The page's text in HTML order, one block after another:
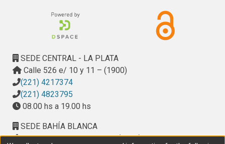
SEDE CENTRAL - LA PLATA
Calle 526 e/ 10 y 11 – (1900)
(221) 4217374
(221) 4823795
08.00 hs a 19.00 hs
SEDE BAHÍA BLANCA
Calle Ciudad de Cali 320 – (8000). Universidad